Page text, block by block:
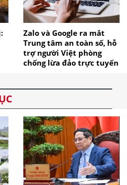
Zalo và Google ra mắt
Trung tâm an toàn số, hỗ
trợ người Việt phòng
chống lừa đảo trực tuyến